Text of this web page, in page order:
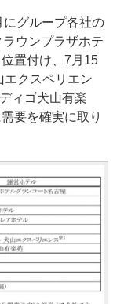
グループ各社の
ウンプラザホテ
置付け、7月15
エクスペリエン
ィゴ犬山有楽
要を確実に取り